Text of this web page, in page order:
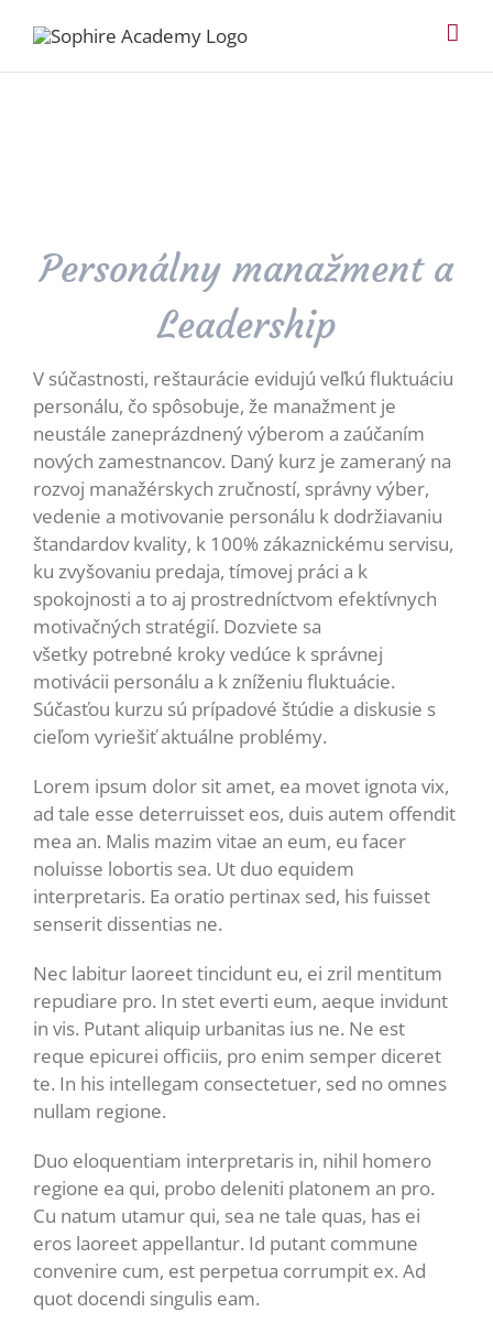
content
Personálny manažment a
Leadership
V súčastnosti, reštaurácie evidujú veľkú fluktuáciu
personálu, čo spôsobuje, že manažment je
neustále zaneprázdnený výberom a zaúčaním
nových zamestnancov. Daný kurz je zameraný na
rozvoj manažérskych zručností, správny výber,
vedenie a motivovanie personálu k dodržiavaniu
štandardov kvality, k 100% zákaznickému servisu,
ku zvyšovaniu predaja, tímovej práci a k
spokojnosti a to aj prostredníctvom efektívnych
motivačných stratégií. Dozviete sa
všetky potrebné kroky vedúce k správnej
motivácii personálu a k zníženiu fluktuácie.
Súčasťou kurzu sú prípadové štúdie a diskusie s
cieľom vyriešiť aktuálne problémy.
Lorem ipsum dolor sit amet, ea movet ignota vix,
ad tale esse deterruisset eos, duis autem offendit
mea an. Malis mazim vitae an eum, eu facer
noluisse lobortis sea. Ut duo equidem
interpretaris. Ea oratio pertinax sed, his fuisset
senserit dissentias ne.
Nec labitur laoreet tincidunt eu, ei zril mentitum
repudiare pro. In stet everti eum, aeque invidunt
in vis. Putant aliquip urbanitas ius ne. Ne est
reque epicurei officiis, pro enim semper diceret
te. In his intellegam consectetuer, sed no omnes
nullam regione.
Duo eloquentiam interpretaris in, nihil homero
regione ea qui, probo deleniti platonem an pro.
Cu natum utamur qui, sea ne tale quas, has ei
eros laoreet appellantur. Id putant commune
convenire cum, est perpetua corrumpit ex. Ad
quot docendi singulis eam.